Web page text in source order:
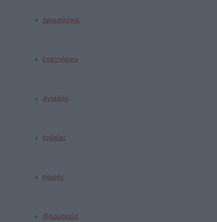
Δρομολόγια
Εορτολόγιο
Αγγελίες
Κηδείες
Καιρός
Φαρμακεία